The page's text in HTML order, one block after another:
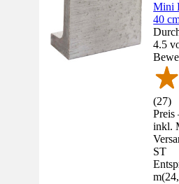
Mini
40
4.5
(27)
inkl.
ST
m(